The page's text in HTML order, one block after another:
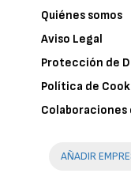
Quiénes somos
Aviso Legal
Protección de
Política de
AÑADIR